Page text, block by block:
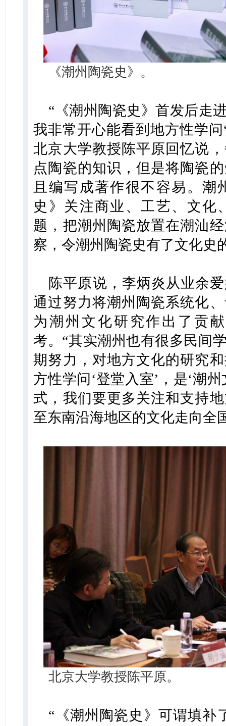
《潮州陶瓷史》。
“《潮州陶瓷史》首发后走
我非常开心能看到地方性学问
北京大学教授陈平原回忆说
点陶瓷的知识，但是将陶瓷
且编写成著作很不容易。潮
史》关注商业、工艺、文化
题，把潮州陶瓷放置在潮汕
察，令潮州陶瓷史有了文化史
陈平原说，李炳炎从业余
通过努力将潮州陶瓷系统化
为潮州文化研究作出了贡
考。“其实潮州也有很多民间
期努力，对地方文化的研究
方性学问‘登堂入室’，是‘潮
式，我们要更多关注和支持
至东南沿海地区的文化走向全
北京大学教授陈平原。
“《潮州陶瓷史》可谓填补